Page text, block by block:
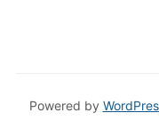
Powered by